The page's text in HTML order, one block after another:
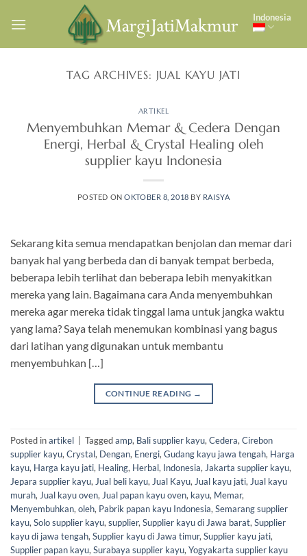
Indonesia
TAG ARCHIVES: JUAL KAYU JATI
ARTIKEL
Menyembuhkan Memar & Cedera Dengan
Energi, Herbal & Crystal Healing oleh
supplier kayu Indonesia
POSTED ONOKTOBER 8, 2018 BY RAISYA
Sekarang kita semua mendapatkan benjolan dan memar dari
banyak hal yang berbeda dan di banyak tempat berbeda,
beberapa lebih terlihat dan beberapa lebih menyakitkan
mereka yang lain. Bagaimana cara Anda menyembuhkan
mereka agar mereka tidak tinggal lama untuk jangka waktu
yang lama? Saya telah menemukan kombinasi yang bagus
dari latihan yang digunakan untuk membantu
menyembuhkan […]
CONTINUE READING →
Posted inartikel Taggedamp, Bali supplier kayu, Cedera, Cirebon
supplier kayu, Crystal, Dengan, Energi, Gudang kayu jawa tengah, Harga
kayu, Harga kayu jati, Healing, Herbal, Indonesia, Jakarta supplier kayu,
Jepara supplier kayu, Jual beli kayu, Jual Kayu, Jual kayu jati, Jual kayu
murah, Jual kayu oven, Jual papan kayu oven, kayu, Memar,
Menyembuhkan, oleh, Pabrik papan kayu Indonesia, Semarang supplier
kayu, Solo supplier kayu, supplier, Supplier kayu di Jawa barat, Supplier
kayu di jawa tengah, Supplier kayu di Jawa timur, Supplier kayu jati,
Supplier papan kayu, Surabaya supplier kayu, Yogyakarta supplier kayu